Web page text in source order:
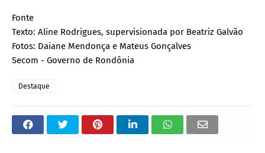
Fonte
Texto: Aline Rodrigues, supervisionada por Beatriz Galvão
Fotos: Daiane Mendonça e Mateus Gonçalves
Secom - Governo de Rondônia
Destaque